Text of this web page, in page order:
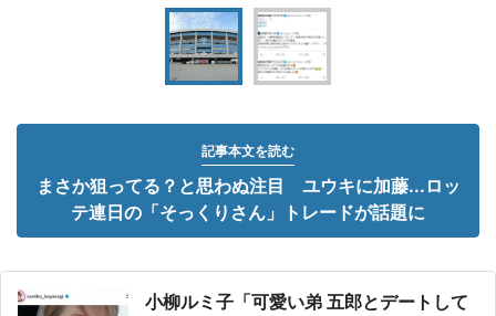
記事本文を読む
まさか狙ってる？と思わぬ注目 ユウキに加藤...ロッ
テ連日の「そっくりさん」トレードが話題に
小柳ルミ子「可愛い弟 五郎とデートして